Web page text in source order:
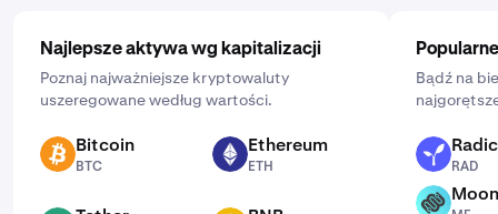
Najlepsze aktywa wg kapitalizacji
Poznaj najważniejsze kryptowaluty
uszeregowane według wartości.
BTC Bitcoin
BTC
ETH Ethereum
ETH
Bądź na
RAD
RAD
MF